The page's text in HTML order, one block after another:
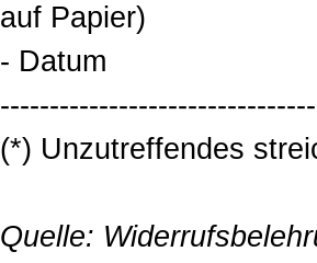
auf Papier)
- Datum
(*) Unzutreffendes
Quelle: